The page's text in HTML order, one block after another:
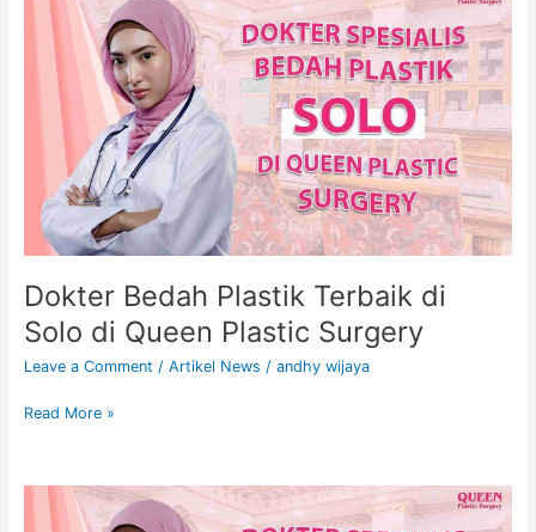
Dokter Bedah Plastik Terbaik di
Solo di Queen Plastic Surgery
Leave a Comment / Artikel News / andhy wijaya
Bedah
Terbaik
Queen
Plastic
Surgery
Read More »
Klinik
Bedah